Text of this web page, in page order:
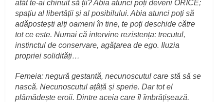
atât te-ai chinuit să ții? Abia atunci poți deveni ORICE;
spațiu al libertății și al posibilului. Abia atunci poți să
adăpostești alți oameni în tine, te poți deschide către
tot ce este. Numai că intervine rezistența: trecutul,
instinctul de conservare, agățarea de ego. Iluzia
propriei solidități…
Femeia: negură gestantă, necunoscutul care stă să se
nască. Necunoscutul ațâță și sperie. Dar tot el
plămădește eroii. Dintre aceia care îl îmbrățișează.